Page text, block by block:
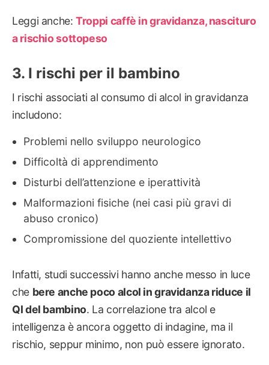
Leggi anche:Troppi caffè in gravidanza, nascituro
a rischio sottopeso
I rischi per il bambino
I rischi associati al consumo di alcol in gravidanza
includono:
Problemi nello sviluppo neurologico
Difficoltà di apprendimento
Disturbi dell’attenzione e iperattività
Malformazioni fisiche (nei casi più gravi di
abuso cronico)
Compromissione del quoziente intellettivo
Infatti, studi successivi hanno anche messo in luce
che bere anche poco alcol in gravidanza riduce il
QI del bambino. La correlazione tra alcol e
intelligenza è ancora oggetto di indagine, ma il
rischio, seppur minimo, non può essere ignorato.